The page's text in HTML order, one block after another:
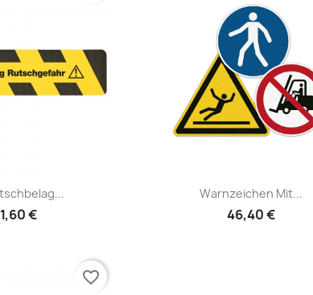
€
Schnellansicht
Warnzeichen Mit...
46,40 €
favorite_border